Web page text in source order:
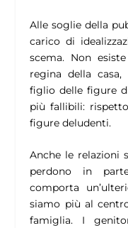
Alle soglie della
carico di
scema. Non
regina della
figlio delle figure
più fallibili:
figure deludenti.
Anche le relazioni
perdono in
comporta
siamo più al
famiglia. I